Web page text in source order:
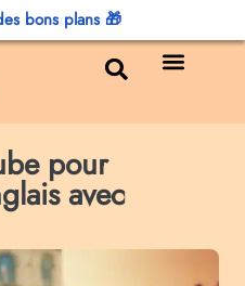
pour
avec
bons plans 🎁